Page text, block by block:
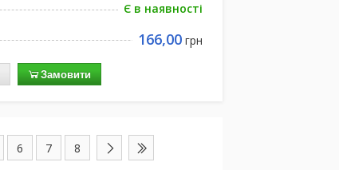
Є в наявності
166,00грн
Замовити
6 7 8